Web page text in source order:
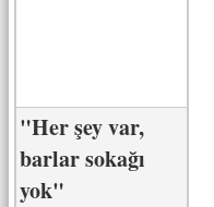
"Her şey var,
barlar sokağı
yok"